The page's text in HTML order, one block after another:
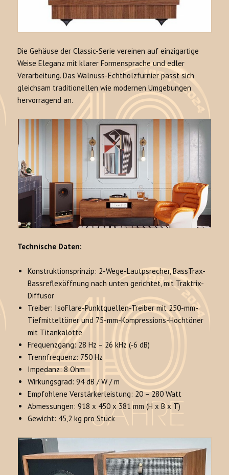
Die Gehäuse der Classic-Serie vereinen auf einzigartige
Weise Eleganz mit klarer Formensprache und edler
Verarbeitung. Das Walnuss-Echtholzfurnier passt sich
gleichsam traditionellen wie modernen Umgebungen
hervorragend an.
Technische Daten:
Konstruktionsprinzip: 2-Wege-Lautpsrecher, BassTrax-
Bassreflexöffnung nach unten gerichtet, mit Traktrix-
Diffusor
Treiber: IsoFlare-Punktquellen-Treiber mit 250-mm-
Tiefmitteltöner und 75-mm-Kompressions-Hochtöner
mit Titankalotte
Frequenzgang: 28 Hz – 26 kHz (-6 dB)
Trennfrequenz: 750 Hz
Impedanz: 8 Ohm
Wirkungsgrad: 94 dB / W / m
Empfohlene Verstärkerleistung: 20 – 280 Watt
Abmessungen: 918 x 450 x 381 mm (H x B x T)
Gewicht: 45,2 kg pro Stück